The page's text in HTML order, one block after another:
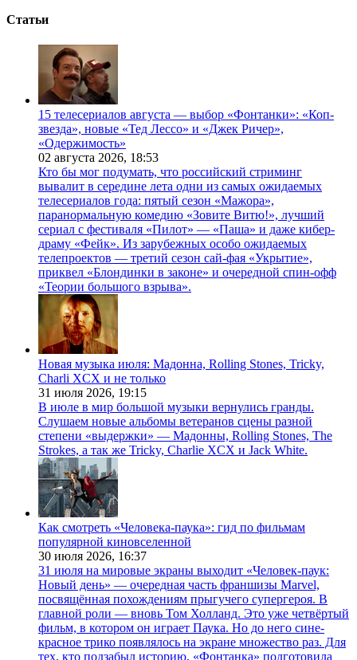
Статьи
15 телесериалов августа — выбор «Фонтанки»: «Коп-
звезда», новые «Тед Лессо» и «Джек Ричер»,
«Одержимость»
02 августа 2026, 18:53
Кто бы мог подумать, что российский стриминг
вывалит в середине лета одни из самых ожидаемых
телесериалов года: пятый сезон «Мажора»,
паранормальную комедию «Зовите Витю!», лучший
сериал с фестиваля «Пилот» — «Паша» и даже кибер-
драму «Фейк». Из зарубежных особо ожидаемых
телепроектов — третий сезон сай-фая «Укрытие»,
приквел «Блондинки в законе» и очередной спин-офф
«Теории большого взрыва».
Новая музыка июля: Мадонна, Rolling Stones, Tricky,
Charli XCX и не только
31 июля 2026, 19:15
В июле в мир большой музыки вернулись гранды.
Слушаем новые альбомы ветеранов сцены разной
степени «выдержки» — Мадонны, Rolling Stones, The
Strokes, а так же Tricky, Charlie XCX и Jack White.
Как смотреть «Человека-паука»: гид по фильмам
популярной киновселенной
30 июля 2026, 16:37
31 июля на мировые экраны выходит «Человек-паук:
Новый день» — очередная часть франшизы Marvel,
посвящённая похождениям прыгучего супергероя. В
главной роли — вновь Том Холланд. Это уже четвёртый
фильм, в котором он играет Паука. Но до него сине-
красное трико появлялось на экране множество раз. Для
тех, кто подзабыл историю, «Фонтанка» подготовила